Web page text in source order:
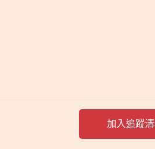
加入追蹤